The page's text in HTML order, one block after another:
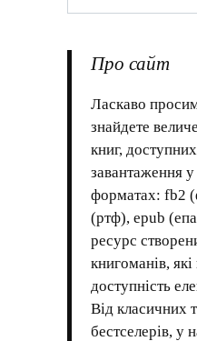
Про сайт
Ласкаво
знайдете
книг,
завантаження
форматах: fb2
(ртф), epub
ресурс
книгоманів, які
доступність
Від класичних
бестселерів, у